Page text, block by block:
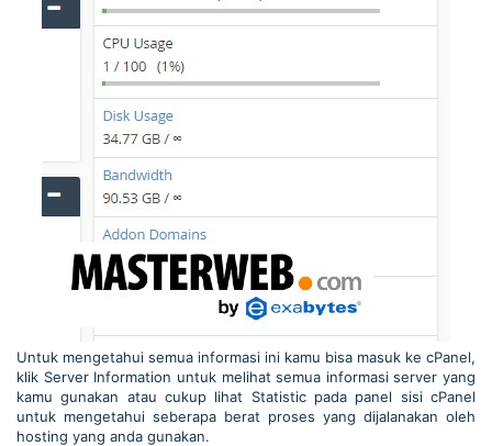
Untuk mengetahui semua informasi ini kamu bisa masuk ke cPanel,
klik Server Information untuk melihat semua informasi server yang
kamu gunakan atau cukup lihat Statistic pada panel sisi cPanel
untuk mengetahui seberapa berat proses yang dijalanakan oleh
hosting yang anda gunakan.